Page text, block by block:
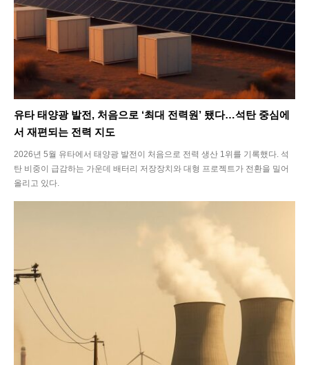
Climate
Energy
Food
Health
Life
Interview
유타 태양광 발전, 처음으로 ‘최대 전력원’ 됐다…석탄 중심에
서 재편되는 전력 지도
2026년 5월 유타에서 태양광 발전이 처음으로 전력 생산 1위를 기록했다. 석
탄 비중이 급감하는 가운데 배터리 저장장치와 대형 프로젝트가 전환을 밀어
올리고 있다.